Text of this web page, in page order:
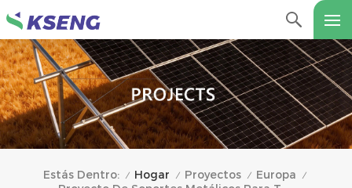
Estás Dentro: / Hogar / Proyectos / Europa /